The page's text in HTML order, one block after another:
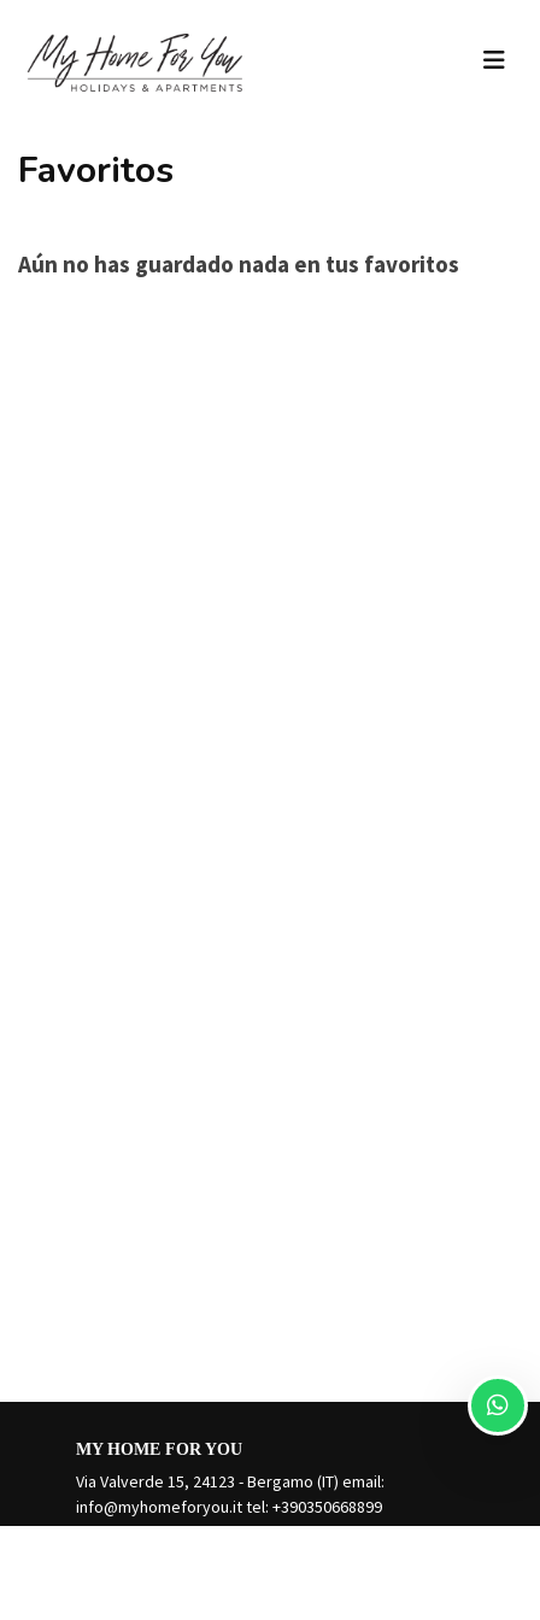
Favoritos
Aún no has guardado nada en tus favoritos
MY HOME FOR YOU
Via Valverde 15, 24123 - Bergamo (IT) email:
info@myhomeforyou.ittel: +390350668899